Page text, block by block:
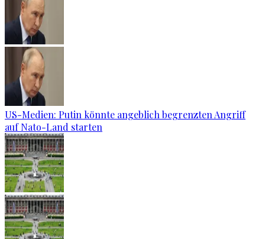
US-Medien: Putin könnte angeblich begrenzten Angriff
auf Nato-Land starten